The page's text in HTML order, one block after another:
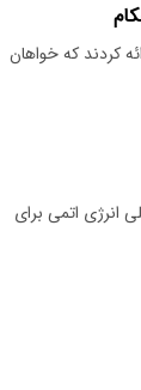
کردند که خواهان
انرژی اتمی برای